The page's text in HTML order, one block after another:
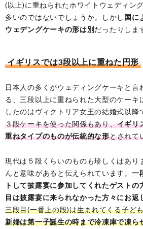
(以上)に重ねられたホワイトウェディン
多いのではないでしょうか。しかし 国に
ウェデングケーキの形は別だったりしま
イギリスでは3段以上に重ねた円形
日本人の多くがウェディングケーキと言
る、三段以上に重ねられた大型のケーキ
したのはヴィクトリア女王の結婚式以降
３段ケーキを使った関係もあり、イギリ
重ねタイプのものが伝統的な形とされて
現代は５段くらいのものも珍しくはあり
んと意味があると伝えられています。 一
トして披露宴に参加してくれたゲストの
目は披露宴に来られなかった方々にお返
三段目(一番上の段)は生まれてくる子ど
新婦は第一子誕生の時まで冷凍庫で凍ら